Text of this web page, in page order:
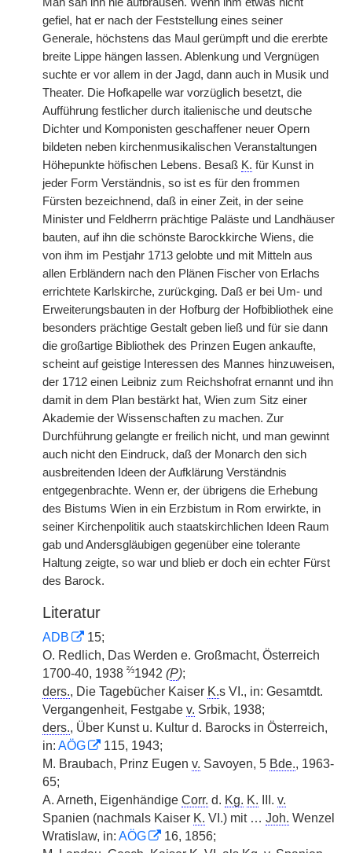
gefiel, hat er nach der Feststellung eines seiner
Generale, höchstens das Maul gerümpft und die ererbte
breite Lippe hängen lassen. Ablenkung und Vergnügen
suchte er vor allem in der Jagd, dann auch in Musik und
Theater. Die Hofkapelle war vorzüglich besetzt, die
Aufführung festlicher durch italienische und deutsche
Dichter und Komponisten geschaffener neuer Opern
bildeten neben kirchenmusikalischen Veranstaltungen
Höhepunkte höfischen Lebens. Besaß K. für Kunst in
jeder Form Verständnis, so ist es für den frommen
Fürsten bezeichnend, daß in einer Zeit, in der seine
Minister und Feldherrn prächtige Paläste und Landhäuser
bauten, auf ihn die schönste Barockkirche Wiens, die
von ihm im Pestjahr 1713 gelobte und mit Mitteln aus
allen Erbländern nach den Plänen Fischer von Erlachs
errichtete Karlskirche, zurückging. Daß er bei Um- und
Erweiterungsbauten in der Hofburg der Hofbibliothek eine
besonders prächtige Gestalt geben ließ und für sie dann
die großartige Bibliothek des Prinzen Eugen ankaufte,
scheint auf geistige Interessen des Mannes hinzuweisen,
der 1712 einen Leibniz zum Reichshofrat ernannt und ihn
damit in dem Plan bestärkt hat, Wien zum Sitz einer
Akademie der Wissenschaften zu machen. Zur
Durchführung gelangte er freilich nicht, und man gewinnt
auch nicht den Eindruck, daß der Monarch den sich
ausbreitenden Ideen der Aufklärung Verständnis
entgegenbrachte. Wenn er, der übrigens die Erhebung
des Bistums Wien in ein Erzbistum in Rom erwirkte, in
seiner Kirchenpolitik auch staatskirchlichen Ideen Raum
gab und Andersgläubigen gegenüber eine tolerante
Haltung zeigte, so war und blieb er doch ein echter Fürst
des Barock.
Literatur
ADB
15;
O. Redlich, Das Werden e. Großmacht, Österreich
1700-40, 1938 ⅔1942 (P);
ders., Die Tagebücher Kaiser K.s VI., in: Gesamtdt.
Vergangenheit, Festgabe v. Srbik, 1938;
ders., Über Kunst u. Kultur d. Barocks in Österreich,
in: AÖG
115, 1943;
M. Braubach, Prinz Eugen v. Savoyen, 5 Bde., 1963-
65;
A. Arneth, Eigenhändige Corr. d. Kg. K. III. v.
Spanien (nachmals Kaiser K. VI.) mit … Joh. Wenzel
Wratislaw, in: AÖG
16, 1856;